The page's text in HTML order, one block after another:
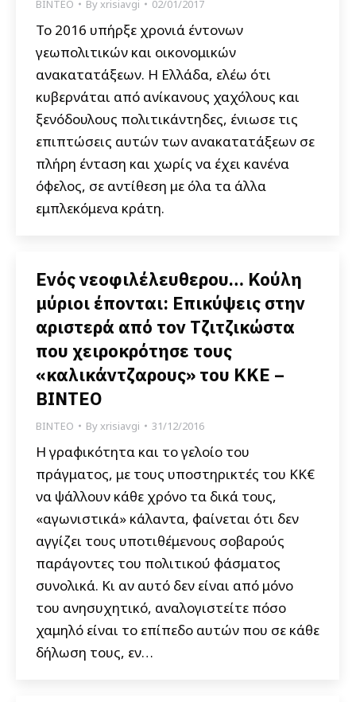
ΒΙΝΤΕΟ Byxrisiavgi 02/01/2017
Το 2016 υπήρξε χρονιά έντονων
γεωπολιτικών και οικονομικών
ανακατατάξεων. Η Ελλάδα, ελέω ότι
κυβερνάται από ανίκανους χαχόλους και
ξενόδουλους πολιτικάντηδες, ένιωσε τις
επιπτώσεις αυτών των ανακατατάξεων σε
πλήρη ένταση και χωρίς να έχει κανένα
όφελος, σε αντίθεση με όλα τα άλλα
εμπλεκόμενα κράτη.
Ενός νεοφιλέλευθερου… Κούλη
μύριοι έπονται: Επικύψεις στην
αριστερά από τον Τζιτζικώστα
που χειροκρότησε τους
«καλικάντζαρους» του ΚΚΕ –
ΒΙΝΤΕΟ
ΒΙΝΤΕΟ Byxrisiavgi 31/12/2016
Η γραφικότητα και το γελοίο του
πράγματος, με τους υποστηρικτές του ΚΚ€
να ψάλλουν κάθε χρόνο τα δικά τους,
«αγωνιστικά» κάλαντα, φαίνεται ότι δεν
αγγίζει τους υποτιθέμενους σοβαρούς
παράγοντες του πολιτικού φάσματος
συνολικά. Κι αν αυτό δεν είναι από μόνο
του ανησυχητικό, αναλογιστείτε πόσο
χαμηλό είναι το επίπεδο αυτών που σε κάθε
δήλωση τους, εν…